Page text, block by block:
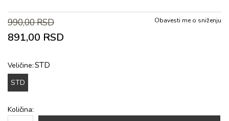
990,00RSD
891,00 RSD
Obavesti me o sniženju
Veličine:STD
STD
Količina: